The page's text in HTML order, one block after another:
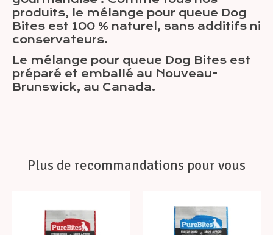
produits, le mélange pour queue Dog
Bites est 100 % naturel, sans additifs ni
conservateurs.
Le mélange pour queue Dog Bites est
préparé et emballé au Nouveau-
Brunswick, au Canada.
Plus de recommandations pour vous